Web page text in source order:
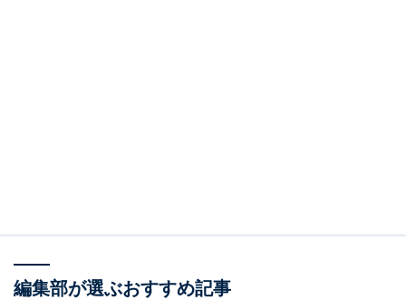
編集部が選ぶおすすめ記事